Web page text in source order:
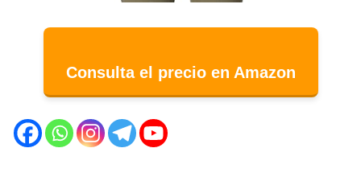
Consulta el precio en Amazon